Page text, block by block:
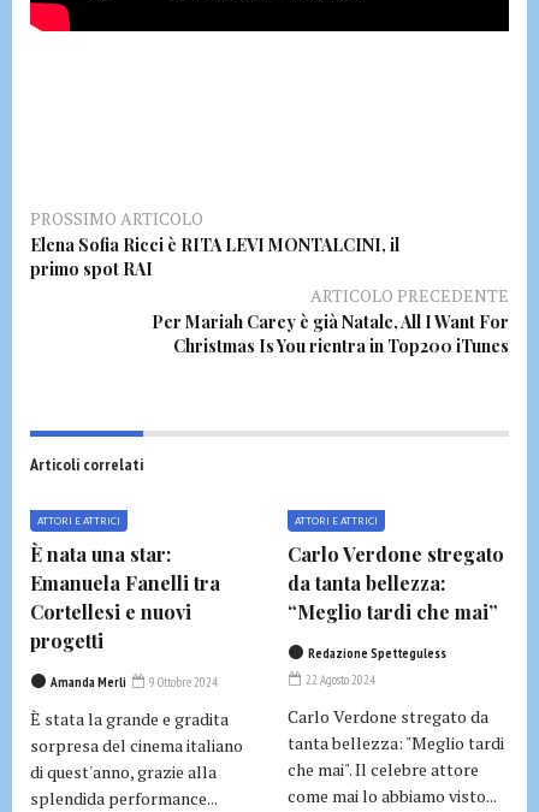
PROSSIMO ARTICOLO
Elena Sofia Ricci è RITA LEVI MONTALCINI, il
primo spot RAI
ARTICOLO PRECEDENTE
Per Mariah Carey è già Natale, All I Want For
Christmas Is You rientra in Top200 iTunes
Articoli correlati
ATTORI E ATTRICI
È nata una star:
Emanuela Fanelli tra
Cortellesi e nuovi
progetti
Amanda Merli 9 Ottobre 2024
È stata la grande e gradita
sorpresa del cinema italiano
di quest'anno, grazie alla
splendida performance...
ATTORI E ATTRICI
Carlo Verdone stregato
da tanta bellezza:
“Meglio tardi che mai”
Redazione Spetteguless
22 Agosto 2024
Carlo Verdone stregato da
tanta bellezza: "Meglio tardi
che mai". Il celebre attore
come mai lo abbiamo visto...